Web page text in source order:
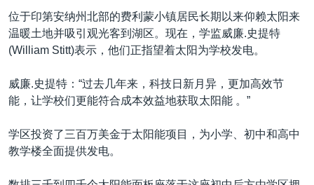
南中国海争端
关注西藏
GEN Z 看美国
位于印第安纳州北部的费利蒙小镇居民长期以来仰赖太阳来
温暖土地并吸引观光客到湖区。现在，学监威廉.史提特
(William Stitt)表示，他们正指望着太阳为学校发电。
威廉.史提特：“过去几年来，科技日新月异，更加高效节
能，让学校们更能符合成本效益地获取太阳能 。”
学区投资了三百万美金于太阳能项目，为小学、初中和高中
教学楼全面提供发电。